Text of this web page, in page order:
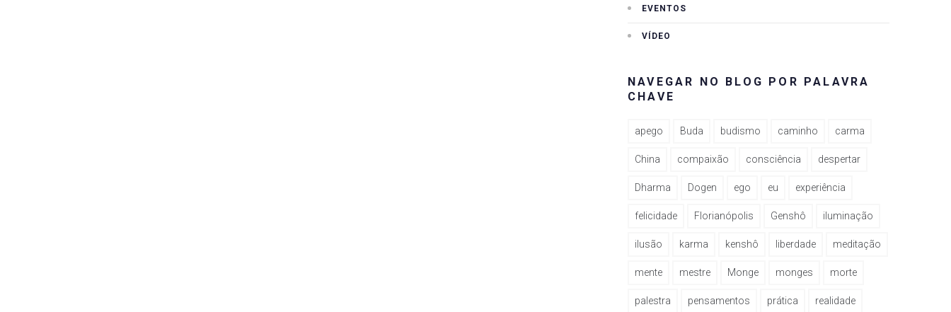
EVENTOS
VÍDEO
NAVEGAR NO BLOG POR PALAVRA
CHAVE
apego Buda budismo caminho carma
China compaixão consciência despertar
Dharma Dogen ego eu experiência
felicidade Florianópolis Genshô iluminação
ilusão karma kenshô liberdade meditação
mente mestre Monge monges morte
palestra pensamentos prática realidade